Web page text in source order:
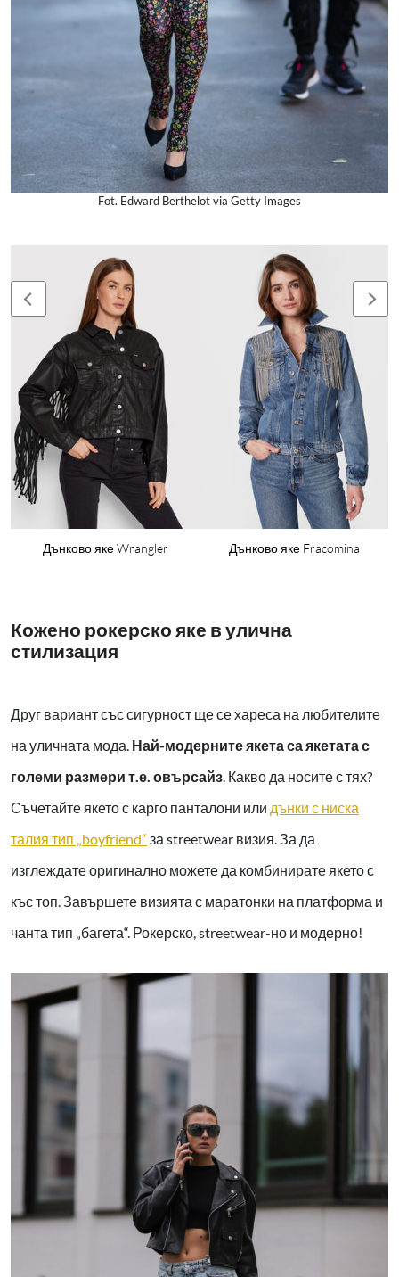
Fot. Edward Berthelot via Getty Images
Дънково яке Wrangler Дънково яке Fracomina
Кожено рокерско яке в улична
стилизация
Друг вариант със сигурност ще се хареса на любителите
на уличната мода. Най-модерните якета са якетата с
големи размери т.е. овърсайз. Какво да носите с тях?
Съчетайте якето с карго панталони или дънки с ниска
талия тип „boyfriend“ за streetwear визия. За да
изглеждате оригинално можете да комбинирате якето с
къс топ. Завършете визията с маратонки на платформа и
чанта тип „багета“. Рокерско, streetwear-но и модерно!